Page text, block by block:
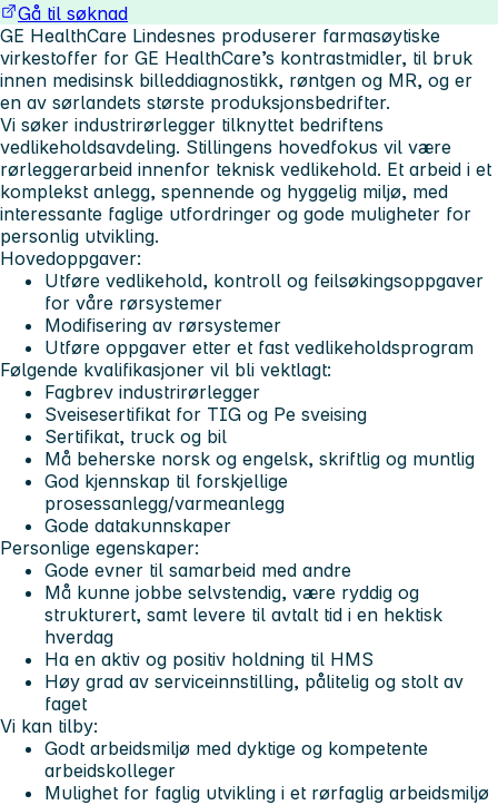
Gå til søknad
GE HealthCare Lindesnes produserer farmasøytiske
virkestoffer for GE HealthCare’s kontrastmidler, til bruk
innen medisinsk billeddiagnostikk, røntgen og MR, og er
en av sørlandets største produksjonsbedrifter.
Vi søker industrirørlegger tilknyttet bedriftens
vedlikeholdsavdeling. Stillingens hovedfokus vil være
rørleggerarbeid innenfor teknisk vedlikehold. Et arbeid i et
komplekst anlegg, spennende og hyggelig miljø, med
interessante faglige utfordringer og gode muligheter for
personlig utvikling.
Hovedoppgaver:
Utføre vedlikehold, kontroll og feilsøkingsoppgaver
for våre rørsystemer
Modifisering av rørsystemer
Utføre oppgaver etter et fast vedlikeholdsprogram
Følgende kvalifikasjoner vil bli vektlagt:
Fagbrev industrirørlegger
Sveisesertifikat for TIG og Pe sveising
Sertifikat, truck og bil
Må beherske norsk og engelsk, skriftlig og muntlig
God kjennskap til forskjellige
prosessanlegg/varmeanlegg
Gode datakunnskaper
Personlige egenskaper:
Gode evner til samarbeid med andre
Må kunne jobbe selvstendig, være ryddig og
strukturert, samt levere til avtalt tid i en hektisk
hverdag
Ha en aktiv og positiv holdning til HMS
Høy grad av serviceinnstilling, pålitelig og stolt av
faget
Vi kan tilby:
Godt arbeidsmiljø med dyktige og kompetente
arbeidskolleger
Mulighet for faglig utvikling i et rørfaglig arbeidsmiljø